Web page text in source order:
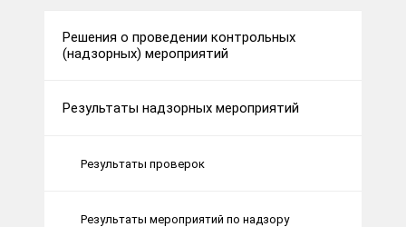
Решения о проведении контрольных
(надзорных) мероприятий
Результаты надзорных мероприятий
Результаты проверок
Результаты мероприятий по надзору